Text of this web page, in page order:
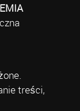
treści,